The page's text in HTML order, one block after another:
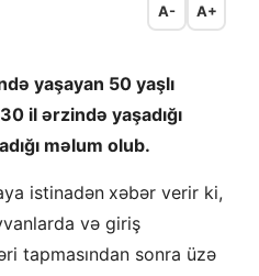
A- A+
yaşayan 50 yaşlı
il ərzində yaşadığı
məlum olub.
istinadən xəbər verir ki,
və giriş
tapmasından sonra üzə